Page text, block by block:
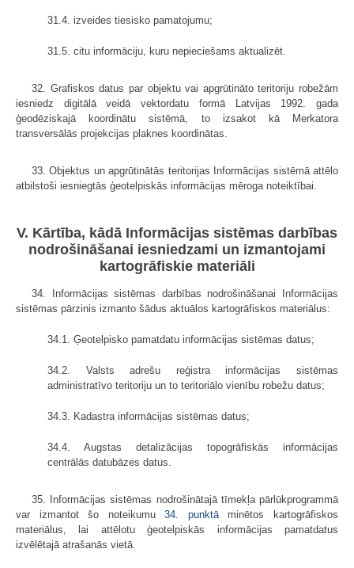
31.4. izveides tiesisko pamatojumu;
31.5. citu informāciju, kuru nepieciešams aktualizēt.
32. Grafiskos datus par objektu vai apgrūtināto teritoriju robežām
iesniedz digitālā veidā vektordatu formā Latvijas 1992. gada
ģeodēziskajā koordinātu sistēmā, to izsakot kā Merkatora
transversālās projekcijas plaknes koordinātas.
33. Objektus un apgrūtinātās teritorijas Informācijas sistēmā attēlo
atbilstoši iesniegtās ģeotelpiskās informācijas mēroga noteiktībai.
V. Kārtība, kādā Informācijas sistēmas darbības
nodrošināšanai iesniedzami un izmantojami
kartogrāfiskie materiāli
34. Informācijas sistēmas darbības nodrošināšanai Informācijas
sistēmas pārzinis izmanto šādus aktuālos kartogrāfiskos materiālus:
34.1. Ģeotelpisko pamatdatu informācijas sistēmas datus;
34.2. Valsts adrešu reģistra informācijas sistēmas
administratīvo teritoriju un to teritoriālo vienību robežu datus;
34.3. Kadastra informācijas sistēmas datus;
34.4. Augstas detalizācijas topogrāfiskās informācijas
centrālās datubāzes datus.
35. Informācijas sistēmas nodrošinātajā tīmekļa pārlūkprogrammā
var izmantot šo noteikumu34. punktāminētos kartogrāfiskos
materiālus, lai attēlotu ģeotelpiskās informācijas pamatdatus
izvēlētajā atrašanās vietā.